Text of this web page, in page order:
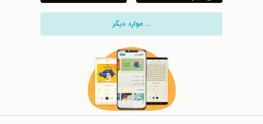
... موارد دیگر